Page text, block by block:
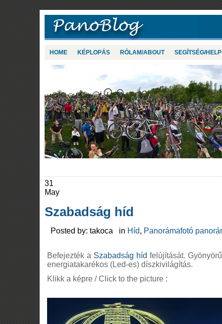
HOME KÉPLOPÁS RÓLAM/ABOUT SEGÍTSÉG/HELP
31
May
Szabadság híd
Posted by: takoca in Híd, Panorámafotó
Befejezték a Szabadság híd felújítását.
energiatakarékos (Led-es) díszkivilágítás.
Klikk a képre / Click to the picture :